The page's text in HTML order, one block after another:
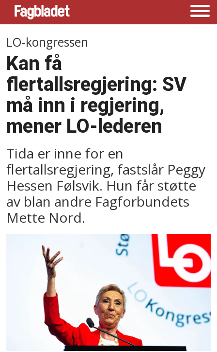
LO-kongressen
Kan få
flertallsregjering: SV
må inn i regjering,
mener LO-lederen
Tida er inne for en
flertallsregjering, fastslår Peggy
Hessen Følsvik. Hun får støtte
av blan andre Fagforbundets
Mette Nord.